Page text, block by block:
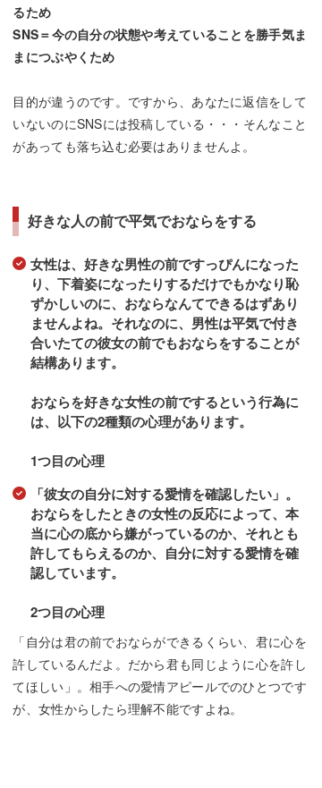
るため
SNS＝今の自分の状態や考えていることを勝手気ま
まにつぶやくため
目的が違うのです。ですから、あなたに返信をして
いないのにSNSには投稿している・・・そんなこと
があっても落ち込む必要はありませんよ。
好きな人の前で平気でおならをする
女性は、好きな男性の前ですっぴんになった
り、下着姿になったりするだけでもかなり恥
ずかしいのに、おならなんてできるはずあり
ませんよね。それなのに、男性は平気で付き
合いたての彼女の前でもおならをすることが
結構あります。
おならを好きな女性の前でするという行為に
は、以下の2種類の心理があります。
1つ目の心理
「彼女の自分に対する愛情を確認したい」。
おならをしたときの女性の反応によって、本
当に心の底から嫌がっているのか、それとも
許してもらえるのか、自分に対する愛情を確
認しています。
2つ目の心理
「自分は君の前でおならができるくらい、君に心を
許しているんだよ。だから君も同じように心を許し
てほしい」。相手への愛情アピールでのひとつです
が、女性からしたら理解不能ですよね。